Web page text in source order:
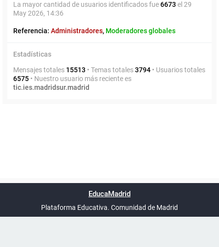
La mayor cantidad de usuarios identificados fue6673 el 29
May 2026, 14:36
Referencia: Administradores, Moderadores globales
Estadísticas
Mensajes totales 15513 • Temas totales3794 • Usuarios totales
6575 • Nuestro usuario más reciente es
tic.ies.madridsur.madrid
UTC+02:00
phpBB España
EducaMadrid
Plataforma Educativa. Comunidad de Madrid